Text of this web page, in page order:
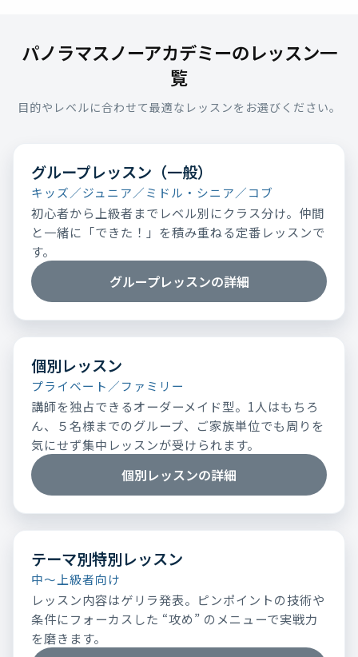
パノラマスノーアカデミーのレッスン一
覧
目的やレベルに合わせて最適なレッスンをお選びください。
グループレッスン（一般）
キッズ／ジュニア／ミドル・シニア／コブ
初心者から上級者までレベル別にクラス分け。仲間
と一緒に「できた！」を積み重ねる定番レッスンで
す。
グループレッスンの詳細
個別レッスン
プライベート／ファミリー
講師を独占できるオーダーメイド型。1人はもちろ
ん、５名様までのグループ、ご家族単位でも周りを
気にせず集中レッスンが受けられます。
個別レッスンの詳細
テーマ別特別レッスン
中～上級者向け
レッスン内容はゲリラ発表。ピンポイントの技術や
条件にフォーカスした “攻め” のメニューで実戦力
を磨きます。